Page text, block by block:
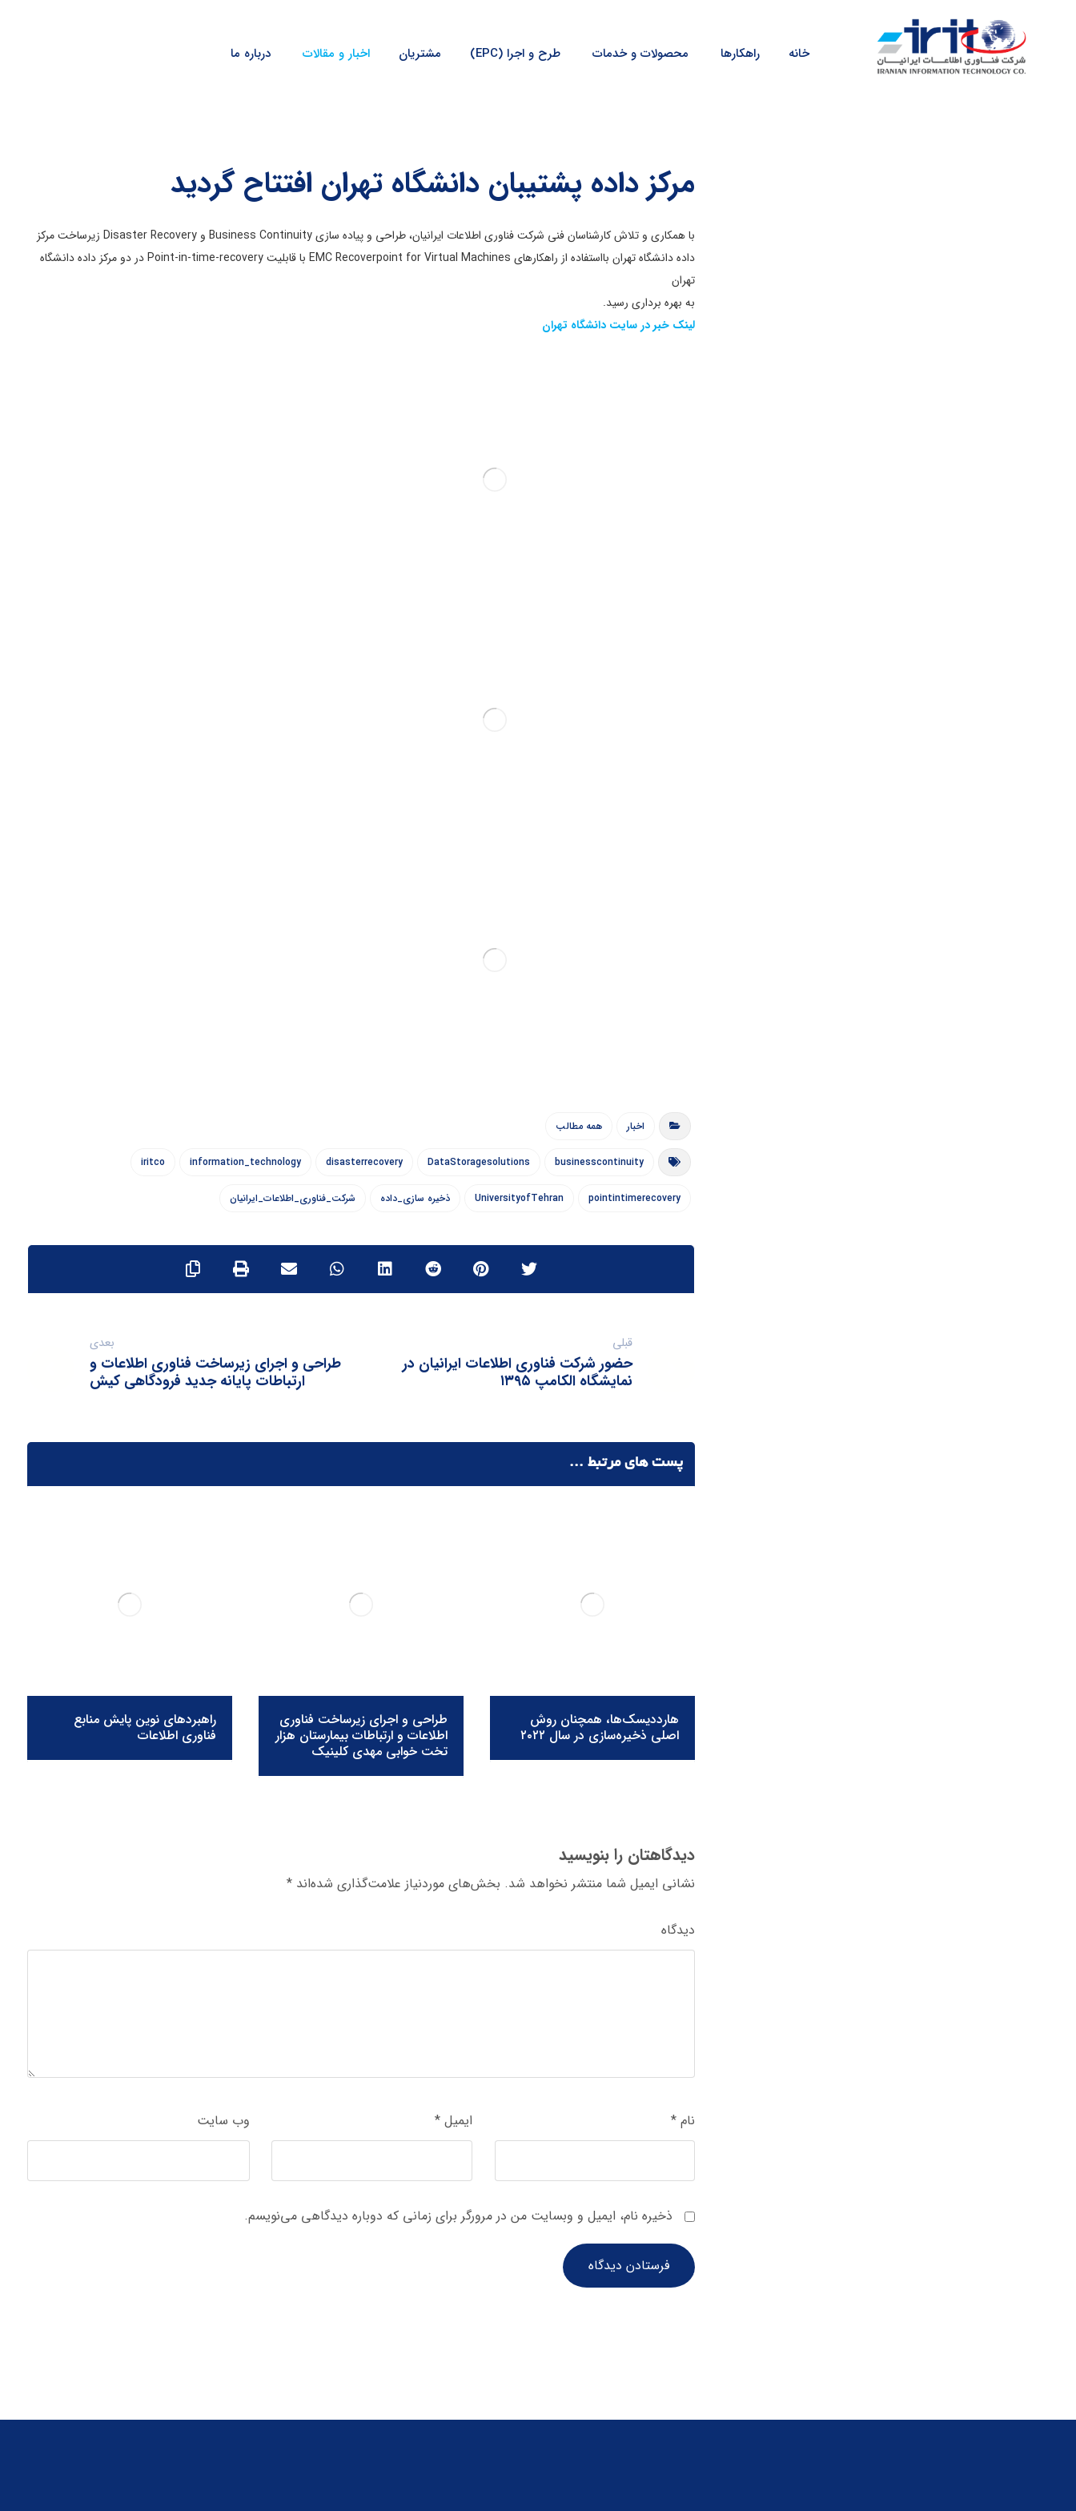
خانه راهکارها محصولات و خدمات طرح و اجرا (EPC) مشتریان اخبار و مقالات درباره ما
مرکز داده پشتیبان دانشگاه تهران افتتاح گردید
با همکاری و تلاش کارشناسان فنی شرکت فناوری اطلاعات ایرانیان، طراحی و پیاده سازی Business Continuity و Disaster Recovery زیرساخت مرکز
داده دانشگاه تهران بااستفاده از راهکارهای EMC Recoverpoint for Virtual Machines با قابلیت Point-in-time-recovery در دو مرکز داده دانشگاه
تهران
به بهره برداری رسید.
لینک خبر در سایت دانشگاه تهران
اخبار همه مطالب
businesscontinuity
DataStoragesolutions
disasterrecovery
information_technology
iritco
pointintimerecovery
UniversityofTehran ذخیره سازی_داده شرکت_فناوری_اطلاعات_ایرانیان
قبلی
حضور شرکت فناوری اطلاعات ایرانیان در
نمایشگاه الکامپ ۱۳۹۵
بعدی
طراحی و اجرای زیرساخت فناوری اطلاعات و
ارتباطات پایانه جدید فرودگاهی کیش
پست های مرتبط ...
هارددیسک‌ها، همچنان روش
اصلی ذخیره‌سازی در سال ۲۰۲۲
طراحی و اجرای زیرساخت فناوری
اطلاعات و ارتباطات بیمارستان هزار
تخت خوابی مهدی کلینیک
راهبردهای نوین پایش منابع
فناوری اطلاعات
دیدگاهتان را بنویسید
نشانی ایمیل شما منتشر نخواهد شد. بخش‌های موردنیاز علامت‌گذاری شده‌اند*
دیدگاه
نام* ایمیل* وب‌ سایت
ذخیره نام، ایمیل و وبسایت من در مرورگر برای زمانی که دوباره دیدگاهی می‌نویسم.